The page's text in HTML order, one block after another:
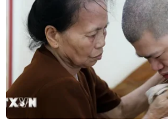
TIN CÙNG CHUYÊN MỤC
Lớp học “0 đồng” lan tỏa tri thức